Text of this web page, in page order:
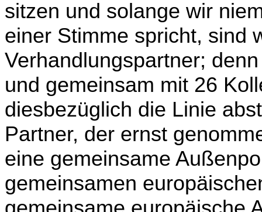
sitzen und solange wir
einer Stimme spricht, sind
Verhandlungspartner;
und gemeinsam mit 26
diesbezüglich die Linie
Partner, der ernst
eine gemeinsame
gemeinsamen